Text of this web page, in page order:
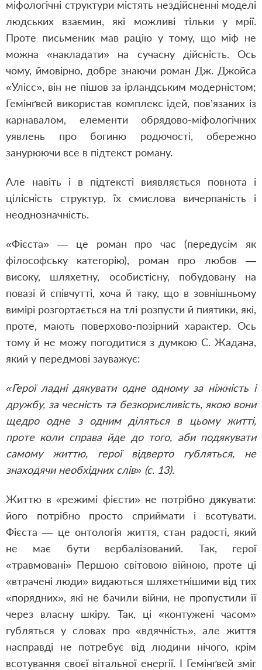
міфологічні структури містять нездійсненні моделі
людських взаємин, які можливі тільки у мрії.
Проте письменик мав рацію у тому, що міф не
можна «накладати» на сучасну дійсність. Ось
чому, ймовірно, добре знаючи роман Дж. Джойса
«Улісс», він не пішов за ірландським модерністом;
Гемінґвей використав комплекс ідей, пов’язаних із
карнавалом, елементи обрядово-міфологічних
уявлень про богиню родючості, обережно
занурюючи все в підтекст роману.
Але навіть і в підтексті виявляється повнота і
цілісність структур, їх смислова вичерпаність і
неоднозначність.
«Фієста» — це роман про час (передусім як
філософську категорію), роман про любов —
високу, шляхетну, особистісну, побудовану на
повазі й співчутті, хоча й таку, що в зовнішньому
вимірі розгортається на тлі розпусти й пиятики, які,
проте, мають поверхово-позірний характер. Ось
тому й не можу погодитися з думкою С. Жадана,
який у передмові зауважує:
«Герої ладні дякувати одне одному за ніжність і
дружбу, за чесність та безкорисливість, якою вони
щедро одне з одним діляться в цьому житті,
проте коли справа йде до того, аби подякувати
самому життю, герої відверто губляться, не
знаходячи необхідних слів» (с. 13).
Життю в «режимі фієсти» не потрібно дякувати:
його потрібно просто сприймати і всотувати.
Фієста — це онтологія життя, стан радості, який
не має бути вербалізований. Так, герої
«травмовані» Першою світовою війною, проте ці
«втрачені люди» видаються шляхетнішими від тих
«порядних», які не бачили війни, не пропустили її
через власну шкіру. Так, ці «контужені часом»
губляться у словах про «вдячність», але життя
насправді не потребує від людини нічого, крім
всотування своєї вітальної енергії. І Гемінґвей зміг